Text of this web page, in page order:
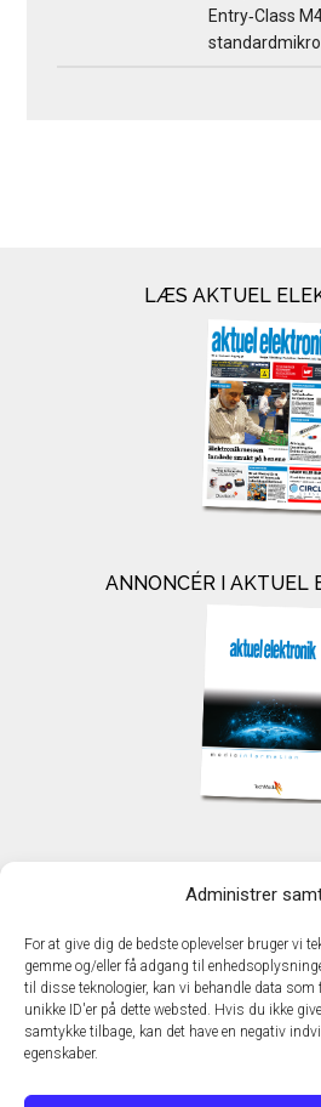
Administrer
For at give dig de bedste oplevelser bruger vi
gemme og/eller få adgang til
til disse teknologier, kan vi behandle data
unikke ID'er på dette websted. Hvis du ikke
samtykke tilbage, kan det have en negativ
egenskaber.
Entry‑Class
LÆS AKTUEL
ANNONCÉR I AKTUEL
TechMedia
DK - 2600
Telefon: +45 43
E-mail: